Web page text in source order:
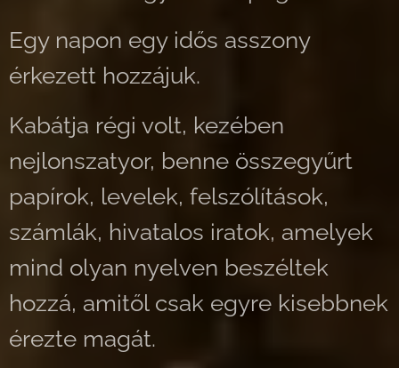
Egy napon egy idős asszony
érkezett hozzájuk.
Kabátja régi volt, kezében
nejlonszatyor, benne összegyűrt
papírok, levelek, felszólítások,
számlák, hivatalos iratok, amelyek
mind olyan nyelven beszéltek
hozzá, amitől csak egyre kisebbnek
érezte magát.